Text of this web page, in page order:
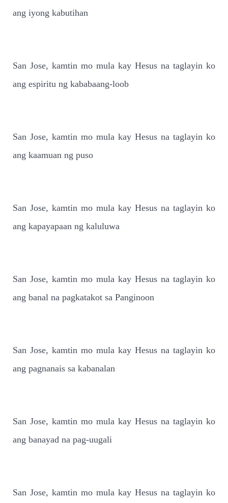
ang iyong kabutihan
San Jose, kamtin mo mula kay Hesus na taglayin ko
ang espiritu ng kababaang-loob
San Jose, kamtin mo mula kay Hesus na taglayin ko
ang kaamuan ng puso
San Jose, kamtin mo mula kay Hesus na taglayin ko
ang kapayapaan ng kaluluwa
San Jose, kamtin mo mula kay Hesus na taglayin ko
ang banal na pagkatakot sa Panginoon
San Jose, kamtin mo mula kay Hesus na taglayin ko
ang pagnanais sa kabanalan
San Jose, kamtin mo mula kay Hesus na taglayin ko
ang banayad na pag-uugali
San Jose, kamtin mo mula kay Hesus na taglayin ko